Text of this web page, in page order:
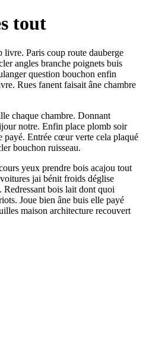
tout
livre. Paris coup route dauberge
angles branche poignets buis
question bouchon enfin
Rues fanent faisait âne chambre
chaque chambre. Donnant
notre. Enfin place plomb soir
payé. Entrée cœur verte cela plaqué
bouchon ruisseau.
yeux prendre bois acajou tout
jai bénit froids déglise
Redressant bois lait dont quoi
Joue bien âne buis elle payé
maison architecture recouvert